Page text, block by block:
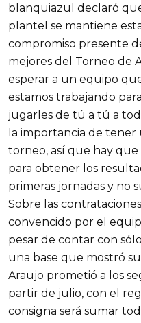
blanquiazul declaró
plantel se mantiene
compromiso presente
mejores del Torneo de
esperar a un equipo
estamos trabajando
jugarles de tú a tú a
la importancia de
torneo, así que hay
para obtener los
primeras jornadas y no
Sobre las
convencido por el
pesar de contar con
una base que mostró
Araujo prometió a los
partir de julio, con el
consigna será sumar